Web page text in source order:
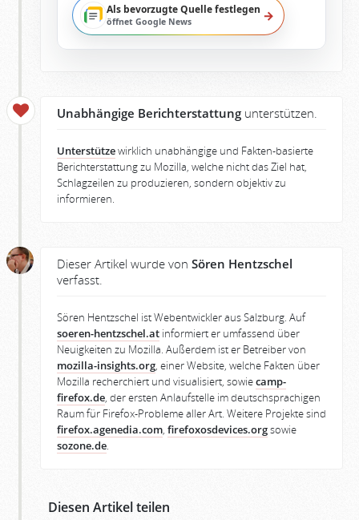
Als bevorzugte Quelle festlegen
öffnet Google News →
Unabhängige Berichterstattung unterstützen.
Unterstützewirklich unabhängige und Fakten-basierte
Berichterstattung zu Mozilla, welche nicht das Ziel hat,
Schlagzeilen zu produzieren, sondern objektiv zu
informieren.
Dieser Artikel wurde von Sören Hentzschel
verfasst.
Sören Hentzschel ist Webentwickler aus Salzburg. Auf
soeren-hentzschel.at informiert er umfassend über
Neuigkeiten zu Mozilla. Außerdem ist er Betreiber von
mozilla-insights.org, einer Website, welche Fakten über
Mozilla recherchiert und visualisiert, sowiecamp-
firefox.de, der ersten Anlaufstelle im deutschsprachigen
Raum für Firefox-Probleme aller Art. Weitere Projekte sind
firefox.agenedia.com, firefoxosdevices.orgsowie
sozone.de.
Diesen Artikel teilen